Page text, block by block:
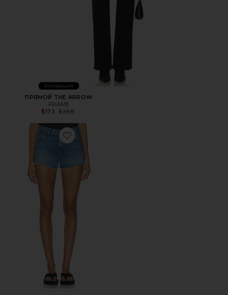
Коллекции
ПРЯМОЙ THE ARROW
FRAME
$173 Previous price:
$258
Favorite ШОРТЫ DODGER